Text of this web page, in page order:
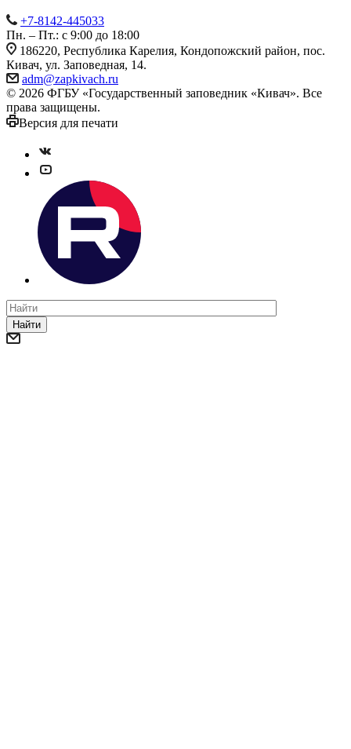
+7-8142-445033
Пн. – Пт.: с 9:00 до 18:00
186220, Республика Карелия, Кондопожский район, пос.
Кивач, ул. Заповедная, 14.
adm@zapkivach.ru
© 2026 ФГБУ «Государственный заповедник «Кивач». Все
права защищены.
Версия для печати
Найти